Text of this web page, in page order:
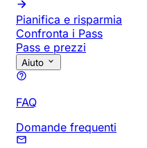
Pianifica e risparmia
Confronta i Pass
Pass e prezzi
Aiuto
FAQ
Domande frequenti